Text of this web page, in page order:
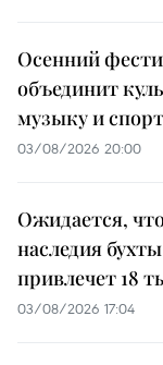
Осенний
объединит
музыку и спорт
03/08/2026 20:00
Ожидается,
наследия
привлечет 18
03/08/2026 17:04